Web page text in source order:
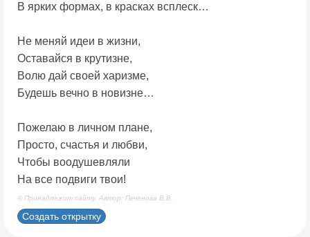
В ярких формах, в красках всплеск…
Не меняй идеи в жизни,
Оставайся в крутизне,
Волю дай своей харизме,
Будешь вечно в новизне…
Пожелаю в личном плане,
Просто, счастья и любви,
Чтобы воодушевляли
На все подвиги твои!
© Принадлежит сайту. Автор: Печенова В.В.
Создать открытку